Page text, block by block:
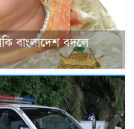
বাংলাদেশ বদলে